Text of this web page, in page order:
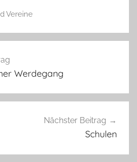
Vereine
Werdegang
Nächster Beitrag
Schulen